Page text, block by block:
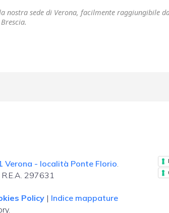
nostra sede di Verona, facilmente raggiungibile
Verona - località Ponte Florio.
297631
Policy | Indice mappature